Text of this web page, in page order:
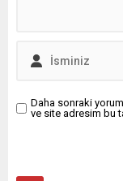
Daha sonraki
ve site adresim bu